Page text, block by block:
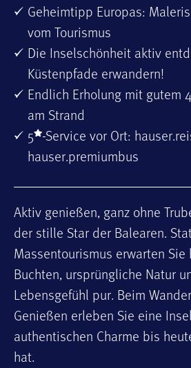
Geheimtipp Europas:
vom Tourismus
Die Inselschönheit aktiv
Küstenpfade erwandern!
Endlich Erholung mit gutem 4
am Strand
5 -Service vor Ort:
hauser.premiumbus
Aktiv genießen, ganz ohne
der stille Star der Balearen.
Massentourismus erwarten
Buchten, ursprüngliche Natur
Lebensgefühl pur. Beim
Genießen erleben Sie eine
authentischen Charme bis
hat.